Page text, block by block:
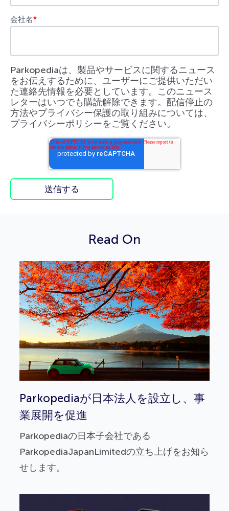
会社名*
Parkopediaは、製品やサービスに関するニュース
をお伝えするために、ユーザーにご提供いただい
た連絡先情報を必要としています。このニュース
レターはいつでも購読解除できます。配信停止の
方法やプライバシー保護の取り組みについては、
プライバシーポリシーをご覧ください。
Read On
Parkopediaが日本法人を設立し、事
業展開を促進
Parkopediaの日本子会社である
ParkopediaJapanLimitedの立ち上げをお知ら
せします。